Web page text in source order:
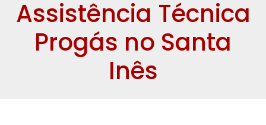
Assistência Técnica
Progás no Santa
Inês